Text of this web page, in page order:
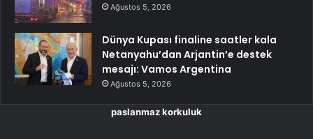
Ağustos 5, 2026
Dünya Kupası finaline saatler kala
Netanyahu’dan Arjantin’e destek
mesajı: Vamos Argentina
Ağustos 5, 2026
paslanmaz korkuluk